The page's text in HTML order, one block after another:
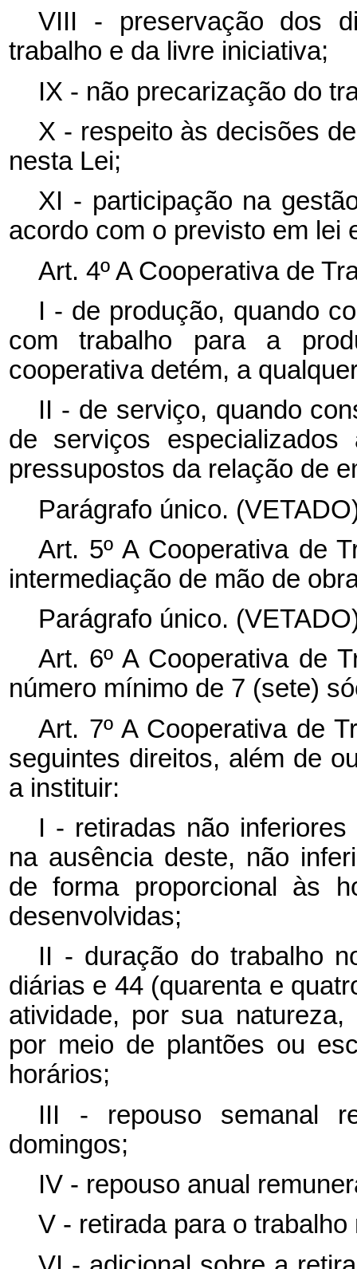
VIII - preservação dos
trabalho e da livre iniciativa;
IX - não precarização do
X - respeito às decisões
nesta Lei;
XI - participação na
acordo com o previsto em lei
Art. 4º A Cooperativa de
I - de produção, quando
com trabalho para a
cooperativa detém, a
II - de serviço, quando
de serviços
pressupostos da relação de
Parágrafo único.
Art. 5º A Cooperativa de
intermediação de mão de
Parágrafo único.
Art. 6º A Cooperativa de
número mínimo de 7 (sete)
Art. 7º A Cooperativa de
seguintes direitos, além de
a instituir:
I - retiradas não
na ausência deste, não
de forma proporcional às
desenvolvidas;
II - duração do trabalho
diárias e 44 (quarenta e
atividade, por sua
por meio de plantões ou
horários;
III - repouso semanal
domingos;
IV - repouso anual
V - retirada para o